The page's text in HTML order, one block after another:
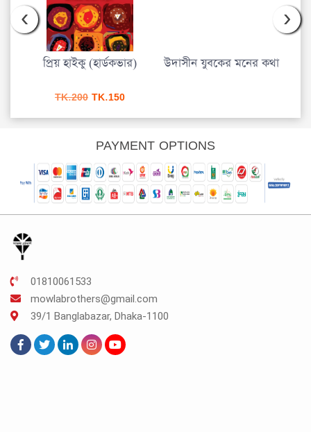
প্রিয় হাইকু (হার্ডকভার)
TK.200 Original
was:
TK.200.
TK.150Current
is:
TK.150.
উদাসীন যুবকের মনের কথা
‹ ›
PAYMENT OPTIONS
01810061533
mowlabrothers@gmail.com
39/1 Banglabazar, Dhaka-1100